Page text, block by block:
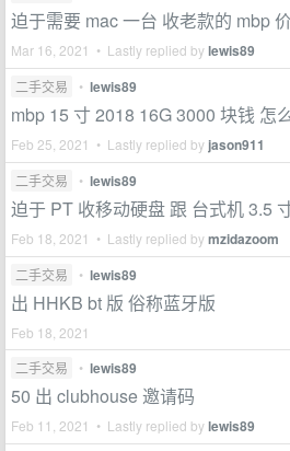
迫于需要 mac 一台 收老款的 mbp
Mar 16, 2021 • Lastly replied bylewis89
二手交易 • lewis89
mbp 15 寸 2018 16G 3000 块钱 怎
Feb 25, 2021 • Lastly replied by jason911
二手交易 • lewis89
迫于 PT 收移动硬盘 跟 台式机 3.5
Feb 18, 2021 • Lastly replied bymzidazoom
二手交易 • lewis89
出 HHKB bt 版 俗称蓝牙版
Feb 18, 2021
二手交易
• lewis89
50 出 clubhouse 邀请码
Feb 11, 2021 • Lastly replied bylewis89